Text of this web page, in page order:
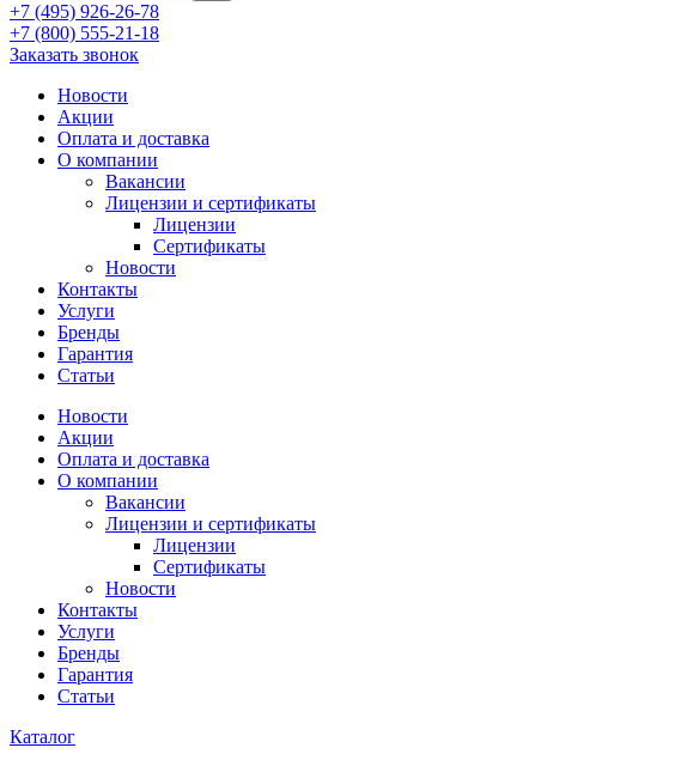
+7 (495) 926-26-78
+7 (800) 555-21-18
Заказать звонок
Новости
Акции
Оплата и доставка
О компании
Вакансии
Лицензии и сертификаты
Лицензии
Сертификаты
Новости
Контакты
Услуги
Бренды
Гарантия
Статьи
Новости
Акции
Оплата и доставка
О компании
Вакансии
Лицензии и сертификаты
Лицензии
Сертификаты
Новости
Контакты
Услуги
Бренды
Гарантия
Статьи
Каталог